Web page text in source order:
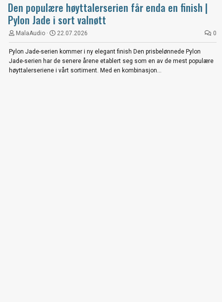
Den populære høyttalerserien får enda en finish |
Pylon Jade i sort valnøtt
MalaAudio 22.07.2026 0
Pylon Jade-serien kommer i ny elegant finish Den prisbelønnede Pylon
Jade-serien har de senere årene etablert seg som en av de mest populære
høyttalerseriene i vårt sortiment. Med en kombinasjon...